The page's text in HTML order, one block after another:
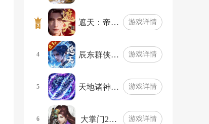
遮天：帝… 游戏详情
4 辰东群侠… 游戏详情
5 天地诸神… 游戏详情
6 大掌门2… 游戏详情